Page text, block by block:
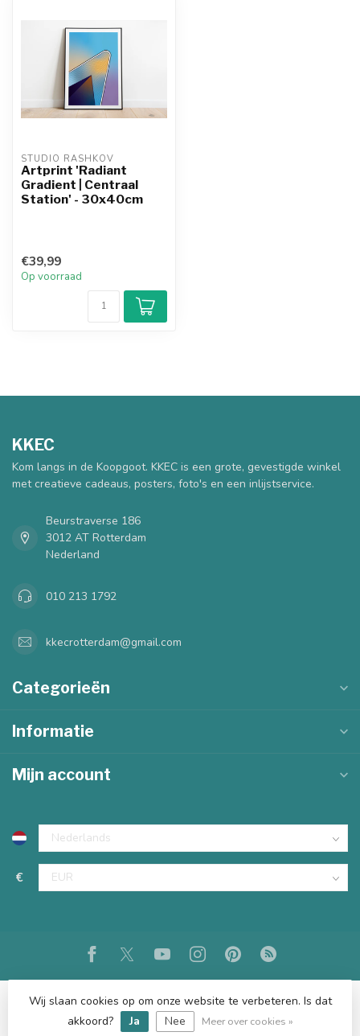
STUDIO RASHKOV
Artprint 'Radiant
Gradient | Centraal
Station' - 30x40cm
€39,99
Op voorraad
KKEC
Kom langs in de Koopgoot. KKEC is een grote, gevestigde winkel
met creatieve cadeaus, posters, foto's en een inlijstservice.
Beurstraverse 186
3012 AT Rotterdam
Nederland
010 213 1792
kkecrotterdam@gmail.com
Categorieën
Informatie
Mijn account
€
© Copyright 2026 KKEC
Wij slaan cookies op om onze website te verbeteren. Is dat
akkoord?
Ja Nee Meer over cookies »